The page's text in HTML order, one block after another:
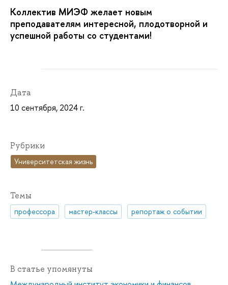
Коллектив МИЭФ желает новым
преподавателям интересной, плодотворной и
успешной работы со студентами!
Дата
10 сентября, 2024 г.
Рубрики
Университетская жизнь
Темы
профессора мастер-классы репортаж о событии
В статье упомянуты